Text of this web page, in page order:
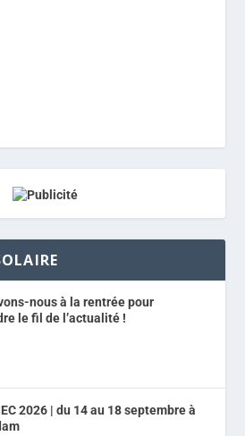
nous à la rentrée pour
le fil de l’actualité !
2026 | du 14 au 18 septembre à